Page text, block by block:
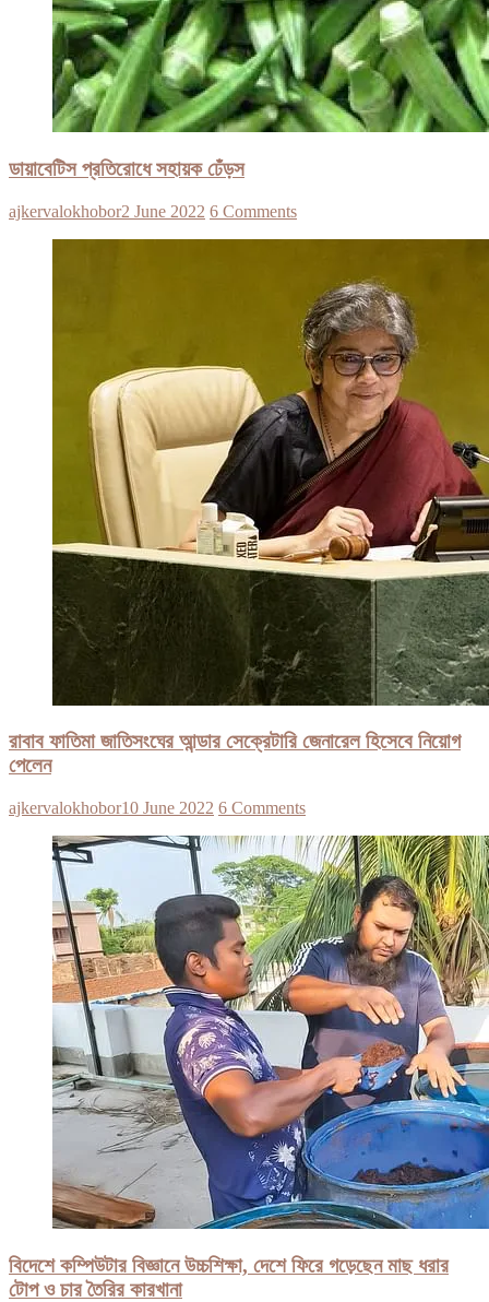
ডায়াবেটিস প্রতিরোধে সহায়ক ঢেঁড়স
ajkervalokhobor2 June 2022 6 Comments
রাবাব ফাতিমা জাতিসংঘের আন্ডার সেক্রেটারি জেনারেল হিসেবে নিয়োগ
পেলেন
ajkervalokhobor10 June 2022 6 Comments
বিদেশে কম্পিউটার বিজ্ঞানে উচ্চশিক্ষা, দেশে ফিরে গড়েছেন মাছ ধরার
টোপ ও চার তৈরির কারখানা